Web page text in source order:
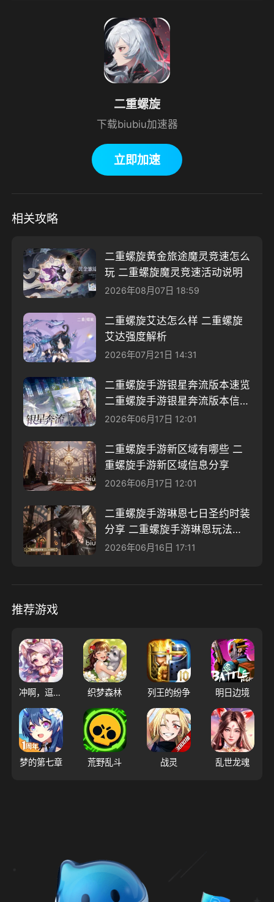
二重螺旋
下载biubiu加速器
立即加速
相关攻略
二重螺旋黄金旅途魔灵竞速怎么
玩 二重螺旋魔灵竞速活动说明
2026年08月07日 18:59
二重螺旋艾达怎么样 二重螺旋
艾达强度解析
2026年07月21日 14:31
二重螺旋手游银星奔流版本速览
二重螺旋手游银星奔流版本信息
分享
2026年06月17日 12:01
二重螺旋手游新区域有哪些 二
重螺旋手游新区域信息分享
2026年06月17日 12:01
二重螺旋手游琳恩七日圣约时装
分享 二重螺旋手游琳恩玩法攻
略
2026年06月16日 17:11
推荐游戏
冲啊，逗英雄 织梦森林 列王的纷争 明日边境
梦的第七章 荒野乱斗 战灵 乱世龙魂